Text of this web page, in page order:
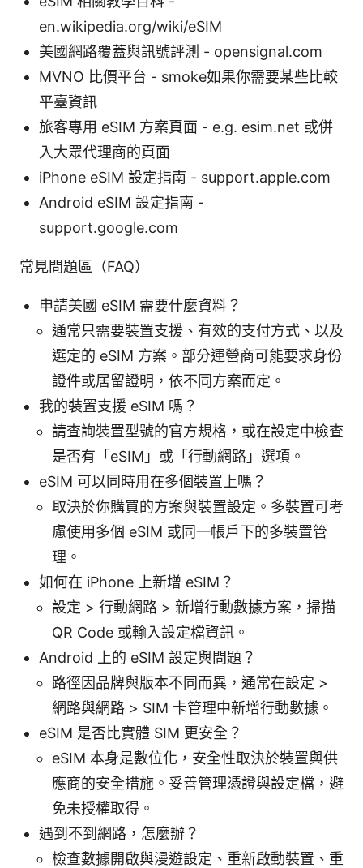
en.wikipedia.org/wiki/eSIM
美國網路覆蓋與訊號評測 - opensignal.com
MVNO 比價平台 - smoke如果你需要某些比較
平臺資訊
旅客專用 eSIM 方案頁面 - e.g. esim.net 或併
入大眾代理商的頁面
iPhone eSIM 設定指南 - support.apple.com
Android eSIM 設定指南 -
support.google.com
常見問題區（FAQ）
申請美國 eSIM 需要什麼資料？
通常只需要裝置支援、有效的支付方式、以及
選定的 eSIM 方案。部分運營商可能要求身份
證件或居留證明，依不同方案而定。
我的裝置支援 eSIM 嗎？
請查詢裝置型號的官方規格，或在設定中檢查
是否有「eSIM」或「行動網路」選項。
eSIM 可以同時用在多個裝置上嗎？
取決於你購買的方案與裝置設定。多裝置可考
慮使用多個 eSIM 或同一帳戶下的多裝置管
理。
如何在 iPhone 上新增 eSIM？
設定 > 行動網路 > 新增行動數據方案，掃描
QR Code 或輸入設定檔資訊。
Android 上的 eSIM 設定與問題？
路徑因品牌與版本不同而異，通常在設定 >
網路與網路 > SIM 卡管理中新增行動數據。
eSIM 是否比實體 SIM 更安全？
eSIM 本身是數位化，安全性取決於裝置與供
應商的安全措施。妥善管理憑證與設定檔，避
免未授權取得。
遇到不到網路，怎麼辦？
檢查數據開啟與漫遊設定、重新啟動裝置、重